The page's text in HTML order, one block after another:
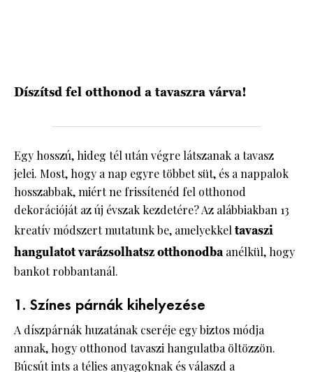
Díszítsd fel otthonod a tavaszra várva!
Egy hosszú, hideg tél után végre látszanak a tavasz
jelei. Most, hogy a nap egyre többet süt, és a nappalok
hosszabbak, miért ne frissítenéd fel otthonod
dekorációját az új évszak kezdetére? Az alábbiakban 13
kreatív módszert mutatunk be, amelyekkeltavaszi
hangulatot varázsolhatsz otthonodbaanélkül, hogy
bankot robbantanál.
1. Színes párnák kihelyezése
A díszpárnák huzatának cseréje egy biztos módja
annak, hogy otthonod tavaszi hangulatba öltözzön.
Búcsút ints a télies anyagoknak és válaszd a